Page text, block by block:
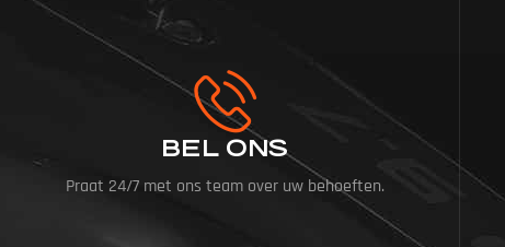
BEL ONS
Praat 24/7 met ons team over uw behoeften.